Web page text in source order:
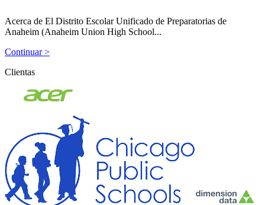
Acerca de El Distrito Escolar Unificado de Preparatorias de
Anaheim (Anaheim Union High School...
Continuar >
Clientas